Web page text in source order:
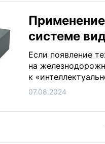
системе
Если появление
на
к
07.08.2024